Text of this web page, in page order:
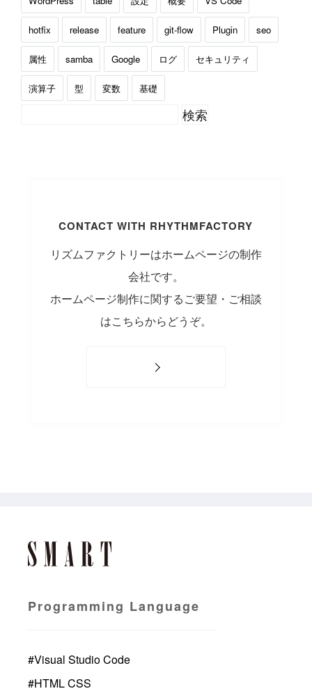
hotfix release feature git-flow Plugin seo
属性 samba Google ログ セキュリティ
演算子 型 変数 基礎
CONTACT WITH RHYTHMFACTORY
リズムファクトリーはホームページの制作
会社です。
ホームページ制作に関するご要望・ご相談
はこちらからどうぞ。
Programming Language
#Visual Studio Code
#HTML CSS